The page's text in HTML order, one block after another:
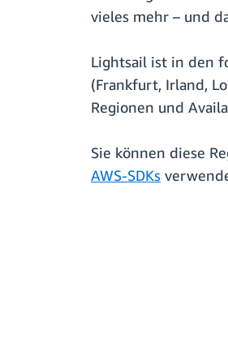
vieles mehr – und
Lightsail ist in den
(Frankfurt, Irland,
Regionen und
Sie können diese
AWS-SDKs